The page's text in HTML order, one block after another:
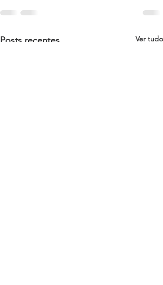
Posts recentes Ver tudo